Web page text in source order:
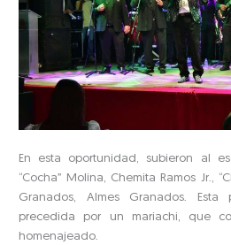
En esta oportunidad, subieron al
“Cocha” Molina, Chemita Ramos Jr.,
Granados, Almes Granados. Esta
precedida por un mariachi, que
homenajeado.